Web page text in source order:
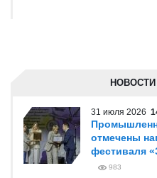
31 июля 2026
отмечены
фестиваля
983